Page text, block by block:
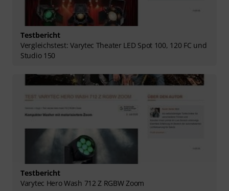
Testbericht
Vergleichstest: Varytec Theater LED Spot 100, 120 FC und
Studio 150
Testbericht
Varytec Hero Wash 712 Z RGBW Zoom